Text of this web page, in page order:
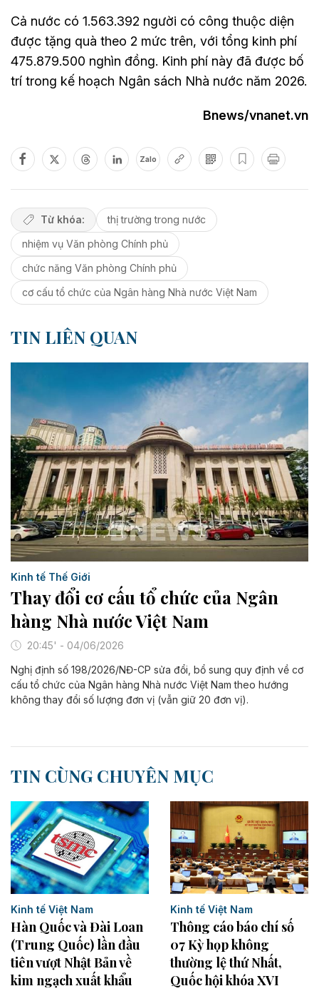
Cả nước có 1.563.392 người có công thuộc diện
được tặng quà theo 2 mức trên, với tổng kinh phí
475.879.500 nghìn đồng. Kinh phí này đã được bố
trí trong kế hoạch Ngân sách Nhà nước năm 2026.
Bnews/vnanet.vn
Zalo
Từ khóa:
thị trường trong nước
nhiệm vụ Văn phòng Chính phủ
chức năng Văn phòng Chính phủ
cơ cấu tổ chức của Ngân hàng Nhà nước Việt Nam
TIN LIÊN QUAN
Kinh tế Thế Giới
Thay đổi cơ cấu tổ chức của Ngân
hàng Nhà nước Việt Nam
20:45' - 04/06/2026
Nghị định số 198/2026/NĐ-CP sửa đổi, bổ sung quy định về cơ
cấu tổ chức của Ngân hàng Nhà nước Việt Nam theo hướng
không thay đổi số lượng đơn vị (vẫn giữ 20 đơn vị).
TIN CÙNG CHUYÊN MỤC
Kinh tế Việt Nam
Hàn Quốc và Đài Loan
(Trung Quốc) lần đầu
tiên vượt Nhật Bản về
kim ngạch xuất khẩu
Kinh tế Việt Nam
Thông cáo báo chí số
07 Kỳ họp không
thường lệ thứ Nhất,
Quốc hội khóa XVI